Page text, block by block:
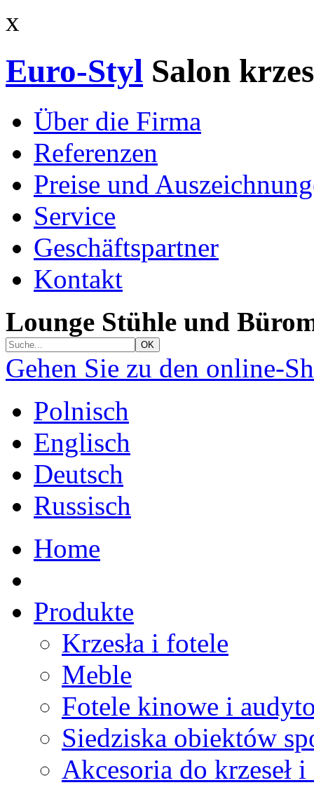
x
Euro-Styl Salon
Über die Firma
Referenzen
Preise und
Service
Geschäftspartner
Kontakt
Lounge Stühle und
Gehen Sie zu den online-
Polnisch
Englisch
Deutsch
Russisch
Home
Produkte
Krzesła i fotele
Meble
Fotele kinowe i
Siedziska obiektów
Akcesoria do krzeseł